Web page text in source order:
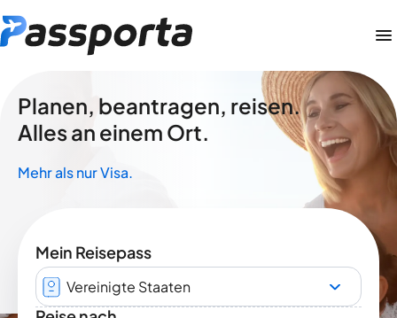
Planen, beantragen, reisen.
Alles an einem Ort.
Mehr als nur Visa.
Mein Reisepass
Vereinigte Staaten